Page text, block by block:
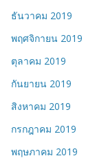
ธันวาคม 2019
พฤศจิกายน 2019
ตุลาคม 2019
กันยายน 2019
สิงหาคม 2019
กรกฎาคม 2019
พฤษภาคม 2019